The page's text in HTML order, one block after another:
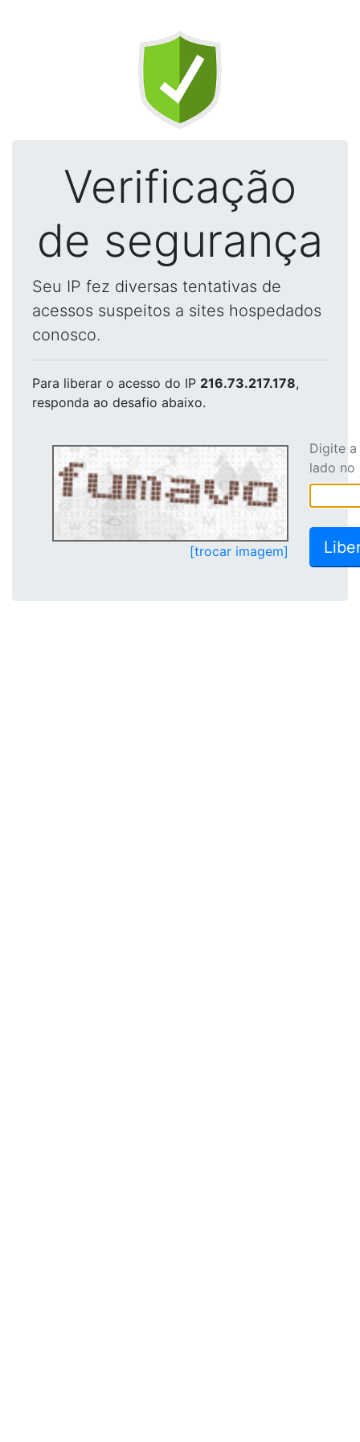
Verificação
de segurança
Seu IP fez diversas tentativas de
acessos suspeitos a sites hospedados
conosco.
Para liberar o acesso do IP 216.73.217.178,
responda ao desafio abaixo.
[trocar imagem]
Digite
lado no